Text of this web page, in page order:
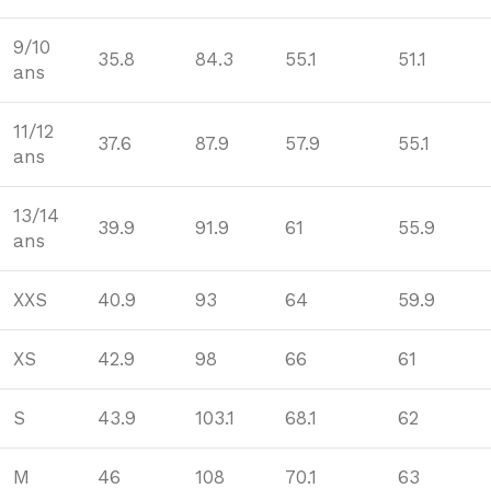
9/10
ans
35.8 84.3 55.1 51.1
11/12
ans
37.6 87.9 57.9 55.1
13/14
ans
39.9 91.9 61 55.9
XXS 40.9 93 64 59.9
XS 42.9 98 66 61
S 43.9 103.1 68.1 62
M 46 108 70.1 63